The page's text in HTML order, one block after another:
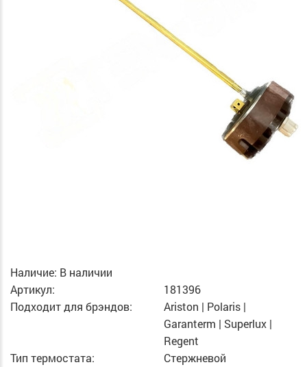
Наличие: В наличии
Артикул:
181396
Подходит для брэндов:
Ariston | Polaris |
Garanterm | Superlux |
Regent
Тип термостата:
Стержневой